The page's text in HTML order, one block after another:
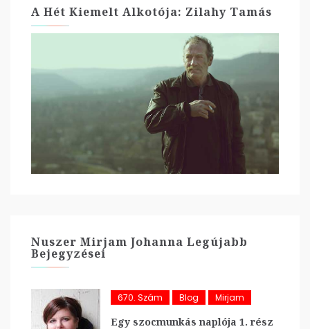
A Hét Kiemelt Alkotója: Zilahy Tamás
Nuszer Mirjam Johanna Legújabb
Bejegyzései
670. Szám Blog Mirjam
Egy szocmunkás naplója 1. rész